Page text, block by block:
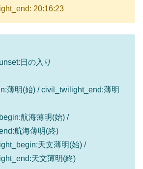
20:16:23
日の入り
薄明(始) / civil_twilight_end:薄明
航海薄明(始) /
航海薄明(終)
天文薄明(始) /
天文薄明(終)